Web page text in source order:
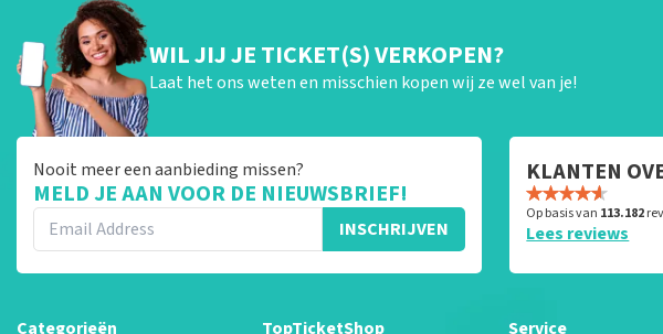
WIL JIJ JE TICKET(S) VERKOPEN?
Laat het ons weten en misschien kopen wij ze wel van je!
Nooit meer een aanbieding missen?
MELD JE AAN VOOR DE NIEUWSBRIEF!
INSCHRIJVEN
KLANTEN
Op basis van 113.182
Lees reviews
Categorieën TopTicketShop Service